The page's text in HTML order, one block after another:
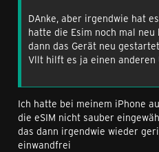
DAnke, aber irgendwie hat
hatte die Esim noch mal
dann das Gerät neu
Vllt hilft es ja einen anderen
Ich hatte bei meinem iPhone
die eSIM nicht sauber
das dann irgendwie wieder
einwandfrei